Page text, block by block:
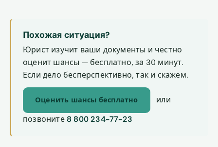
Похожая ситуация?
Юрист изучит ваши документы и честно
оценит шансы — бесплатно, за 30 минут.
Если дело бесперспективно, так и скажем.
Оценить шансы бесплатно или
позвоните 8 800 234-77-23